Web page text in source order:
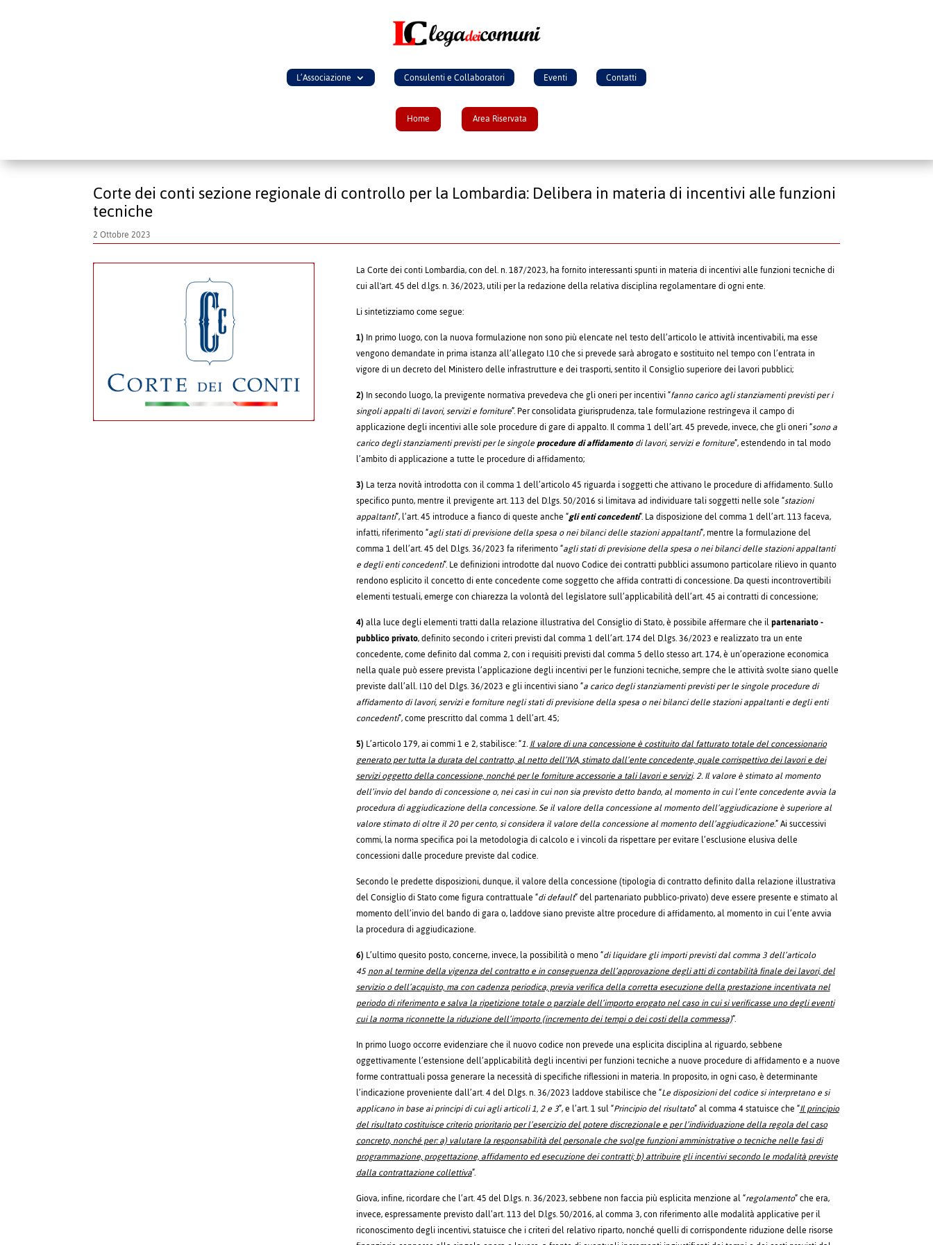
L’Associazione Consulenti e Collaboratori Eventi Contatti
Home Area Riservata
Corte dei conti sezione regionale di controllo per la Lombardia: Delibera in materia di incentivi alle funzioni
tecniche
2 Ottobre 2023
La Corte dei conti Lombardia, con del. n. 187/2023, ha fornito interessanti spunti in materia di incentivi alle funzioni tecniche di
cui all'art. 45 del d.lgs. n. 36/2023, utili per la redazione della relativa disciplina regolamentare di ogni ente.
Li sintetizziamo come segue:
1) In primo luogo, con la nuova formulazione non sono più elencate nel testo dell’articolo le attività incentivabili, ma esse
vengono demandate in prima istanza all’allegato I.10 che si prevede sarà abrogato e sostituito nel tempo con l’entrata in
vigore di un decreto del Ministero delle infrastrutture e dei trasporti, sentito il Consiglio superiore dei lavori pubblici;
2) In secondo luogo, la previgente normativa prevedeva che gli oneri per incentivi “fanno carico agli stanziamenti previsti per i
singoli appalti di lavori, servizi e forniture”. Per consolidata giurisprudenza, tale formulazione restringeva il campo di
applicazione degli incentivi alle sole procedure di gare di appalto. Il comma 1 dell’art. 45 prevede, invece, che gli oneri “sono a
carico degli stanziamenti previsti per le singoleprocedure di affidamentodi lavori, servizi e forniture”, estendendo in tal modo
l’ambito di applicazione a tutte le procedure di affidamento;
3) La terza novità introdotta con il comma 1 dell’articolo 45 riguarda i soggetti che attivano le procedure di affidamento. Sullo
specifico punto, mentre il previgente art. 113 del D.lgs. 50/2016 si limitava ad individuare tali soggetti nelle sole “stazioni
appaltanti”, l’art. 45 introduce a fianco di queste anche “gli enti concedenti”. La disposizione del comma 1 dell’art. 113 faceva,
infatti, riferimento “agli stati di previsione della spesa o nei bilanci delle stazioni appaltanti”, mentre la formulazione del
comma 1 dell’art. 45 del D.lgs. 36/2023 fa riferimento “agli stati di previsione della spesa o nei bilanci delle stazioni appaltanti
e degli enti concedenti”. Le definizioni introdotte dal nuovo Codice dei contratti pubblici assumono particolare rilievo in quanto
rendono esplicito il concetto di ente concedente come soggetto che affida contratti di concessione. Da questi incontrovertibili
elementi testuali, emerge con chiarezza la volontà del legislatore sull’applicabilità dell’art. 45 ai contratti di concessione;
4)alla luce degli elementi tratti dalla relazione illustrativa del Consiglio di Stato, è possibile affermare che ilpartenariato -
pubblico privato, definito secondo i criteri previsti dal comma 1 dell’art. 174 del D.lgs. 36/2023 e realizzato tra un ente
concedente, come definito dal comma 2, con i requisiti previsti dal comma 5 dello stesso art. 174, è un’operazione economica
nella quale può essere prevista l’applicazione degli incentivi per le funzioni tecniche, sempre che le attività svolte siano quelle
previste dall’all. I.10 del D.lgs. 36/2023 e gli incentivi siano “a carico degli stanziamenti previsti per le singole procedure di
affidamento di lavori, servizi e forniture negli stati di previsione della spesa o nei bilanci delle stazioni appaltanti e degli enti
concedenti”, come prescritto dal comma 1 dell’art. 45;
5) L’articolo 179, ai commi 1 e 2, stabilisce: “1.Il valore di una concessione è costituito dal fatturato totale del concessionario
generato per tutta la durata del contratto, al netto dell’IVA, stimato dall’ente concedente, quale corrispettivo dei lavori e dei
servizi oggetto della concessione, nonché per le forniture accessorie a tali lavori e servizi. 2. Il valore è stimato al momento
dell’invio del bando di concessione o, nei casi in cui non sia previsto detto bando, al momento in cui l’ente concedente avvia la
procedura di aggiudicazione della concessione. Se il valore della concessione al momento dell’aggiudicazione è superiore al
valore stimato di oltre il 20 per cento, si considera il valore della concessione al momento dell’aggiudicazione.” Ai successivi
commi, la norma specifica poi la metodologia di calcolo e i vincoli da rispettare per evitare l’esclusione elusiva delle
concessioni dalle procedure previste dal codice.
Secondo le predette disposizioni, dunque, il valore della concessione (tipologia di contratto definito dalla relazione illustrativa
del Consiglio di Stato come figura contrattuale “di default” del partenariato pubblico-privato) deve essere presente e stimato al
momento dell’invio del bando di gara o, laddove siano previste altre procedure di affidamento, al momento in cui l’ente avvia
la procedura di aggiudicazione.
6) L’ultimo quesito posto, concerne, invece, la possibilità o meno “di liquidare gli importi previsti dal comma 3 dell’articolo
45non al termine della vigenza del contratto e in conseguenza dell’approvazione degli atti di contabilità finale dei lavori, del
servizio o dell’acquisto, ma con cadenza periodica, previa verifica della corretta esecuzione della prestazione incentivata nel
periodo di riferimento e salva la ripetizione totale o parziale dell’importo erogato nel caso in cui si verificasse uno degli eventi
cui la norma riconnette la riduzione dell’importo (incremento dei tempi o dei costi della commessa)”.
In primo luogo occorre evidenziare che il nuovo codice non prevede una esplicita disciplina al riguardo, sebbene
oggettivamente l’estensione dell’applicabilità degli incentivi per funzioni tecniche a nuove procedure di affidamento e a nuove
forme contrattuali possa generare la necessità di specifiche riflessioni in materia. In proposito, in ogni caso, è determinante
l’indicazione proveniente dall’art. 4 del D.lgs. n. 36/2023 laddove stabilisce che “Le disposizioni del codice si interpretano e si
applicano in base ai principi di cui agli articoli 1, 2 e 3”, e l’art. 1 sul “Principio del risultato” al comma 4 statuisce che “Il principio
del risultato costituisce criterio prioritario per l’esercizio del potere discrezionale e per l’individuazione della regola del caso
concreto, nonché per: a) valutare la responsabilità del personale che svolge funzioni amministrative o tecniche nelle fasi di
programmazione, progettazione, affidamento ed esecuzione dei contratti; b) attribuire gli incentivi secondo le modalità previste
dalla contrattazione collettiva”.
Giova, infine, ricordare che l’art. 45 del D.lgs. n. 36/2023, sebbene non faccia più esplicita menzione al “regolamento” che era,
invece, espressamente previsto dall’art. 113 del D.lgs. 50/2016, al comma 3, con riferimento alle modalità applicative per il
riconoscimento degli incentivi, statuisce che i criteri del relativo riparto, nonché quelli di corrispondente riduzione delle risorse